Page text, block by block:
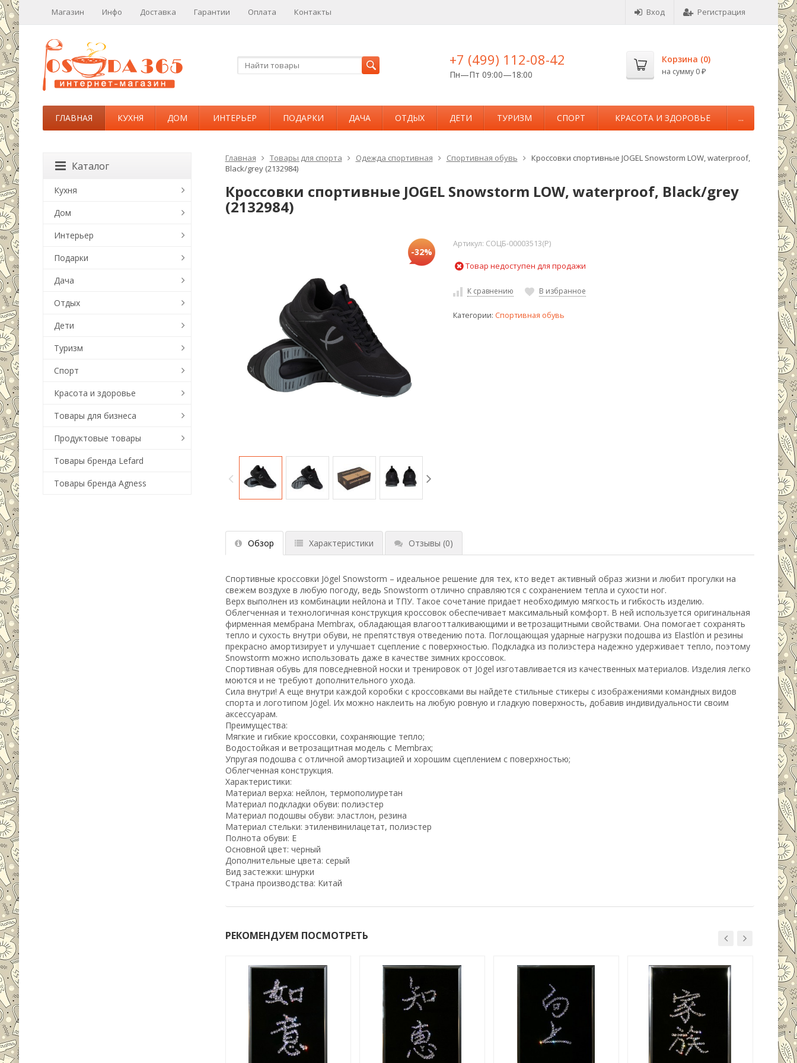
Магазин Инфо Доставка Гарантии Оплата Контакты Вход Регистрация
+7 (499) 112-08-42
Пн—Пт 09:00—18:00
Корзина (0)
на сумму 0 ₽
ГЛАВНАЯ КУХНЯ ДОМ ИНТЕРЬЕР ПОДАРКИ ДАЧА ОТДЫХ ДЕТИ ТУРИЗМ СПОРТ КРАСОТА И ЗДОРОВЬЕ ...
Главная Товары для спорта Одежда спортивная Спортивная обувь
Кроссовки спортивные JOGEL Snowstorm LOW, waterproof,
Black/grey (2132984)
Кроссовки спортивные JOGEL Snowstorm LOW, waterproof, Black/grey
(2132984)
-32%
Артикул: СОЦБ-00003513(P)
Товар недоступен для продажи
К сравнению В избранное
Категории: Спортивная обувь
Обзор Характеристики Отзывы (0)
Спортивные кроссовки Jögel Snowstorm – идеальное решение для тех, кто ведет активный образ жизни и любит прогулки на
свежем воздухе в любую погоду, ведь Snowstorm отлично справляются с сохранением тепла и сухости ног.
Верх выполнен из комбинации нейлона и ТПУ. Такое сочетание придает необходимую мягкость и гибкость изделию.
Облегченная и технологичная конструкция кроссовок обеспечивает максимальный комфорт. В ней используется оригинальная
фирменная мембрана Membrax, обладающая влагоотталкивающими и ветрозащитными свойствами. Она помогает сохранять
тепло и сухость внутри обуви, не препятствуя отведению пота. Поглощающая ударные нагрузки подошва из Elastlön и резины
прекрасно амортизирует и улучшает сцепление с поверхностью. Подкладка из полиэстера надежно удерживает тепло, поэтому
Snowstorm можно использовать даже в качестве зимних кроссовок.
Спортивная обувь для повседневной носки и тренировок от Jögel изготавливается из качественных материалов. Изделия легко
моются и не требуют дополнительного ухода.
Сила внутри! А еще внутри каждой коробки с кроссовками вы найдете стильные стикеры с изображениями командных видов
спорта и логотипом Jögel. Их можно наклеить на любую ровную и гладкую поверхность, добавив индивидуальности своим
аксессуарам.
Преимущества:
Мягкие и гибкие кроссовки, сохраняющие тепло;
Водостойкая и ветрозащитная модель с Membrax;
Упругая подошва с отличной амортизацией и хорошим сцеплением с поверхностью;
Облегченная конструкция.
Характеристики:
Материал верха: нейлон, термополиуретан
Материал подкладки обуви: полиэстер
Материал подошвы обуви: эластлон, резина
Материал стельки: этиленвинилацетат, полиэстер
Полнота обуви: Е
Основной цвет: черный
Дополнительные цвета: серый
Вид застежки: шнурки
Страна производства: Китай
РЕКОМЕНДУЕМ ПОСМОТРЕТЬ
Каталог
Кухня
Дом
Интерьер
Подарки
Дача
Отдых
Дети
Туризм
Спорт
Красота и здоровье
Товары для бизнеса
Продуктовые товары
Товары бренда Lefard
Товары бренда Agness